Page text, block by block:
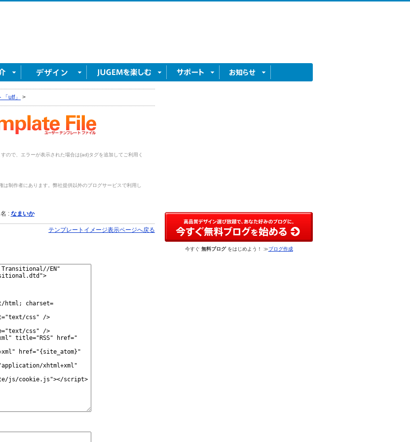
utf」 >
ので、エラーが表示された場合は{ad}タグを追加してご利用く
制作者にあります。弊社提供以外のブログサービスで利用し
: なまいか
テンプレートイメージ表示ページへ戻る
今すぐ 無料ブログをはじめよう！ ≫ブログ作成